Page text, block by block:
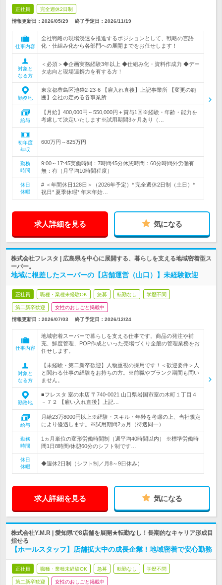
正社員 完全週休2日制
情報更新日：2026/05/29 終了予定日： 2026/11/19
仕事内容
全社戦略の現場浸透を推進するポジションとして、戦略の言語
化・仕組み化から各部門への展開までをお任せします！
対象と
なる方
＜必須＞◆企画実務経験3年以上 ◆仕組み化・資料作成力 ◆デー
タ志向と現場連携力を有する方！
勤務地
東京都豊島区池袋2-23-6 【雇入れ直後】上記事業所 【変更の範
囲】会社の定める各事業所
給与
【月給】400,000円～550,000円＋賞与1回※経験・年齢・能力を
考慮して決定いたします※試用期間3ヶ月あり（…
初年度
年収
600万円～825万円
勤務
時間
9:00～17:45実働時間：7時間45分休憩時間：60分時間外労働有
無：有（月平均10時間程度）
休日
休暇
# ＜年間休日128日＞（2026年予定）* 完全週休2日制（土日）*
祝日* 夏季休暇* 年末年始…
求人詳細を見る 気になる
株式会社フレスタ | 広島県を中心に展開する、暮らしを支える地域密着型ス
ーパー。
地域に根差したスーパーの【店舗運営（山口）】未経験歓迎
正社員 職種・業種未経験OK 急募 転勤なし 学歴不問
第二新卒歓迎 女性のおしごと掲載中
情報更新日：2026/07/03 終了予定日： 2026/12/24
仕事内容
地域密着スーパーで暮らしを支える仕事です。商品の発注や補
充、鮮度管理、POP作成といった売場づくり全般の管理業務をお
任せします。
対象と
なる方
【未経験・第二新卒歓迎】人物重視の採用です！＜歓迎要件＞人
と関わる仕事の経験をお持ちの方。※前職やブランク期間も問い
ません。
勤務地
■フレスタ 室の木店 〒740-0021 山口県岩国市室の木町１丁目４
－７２ 【雇い入れ直後】上記…
給与
月給23万8000円以上※経験・スキル・年齢を考慮の上、当社規定
により優遇します。※試用期間2ヵ月（待遇同一）
勤務
時間
1ヵ月単位の変形労働時間制（週平均40時間以内） ※標準労働時
間1日8時間/休憩60分のシフト制です…
休日
休暇
◆週休2日制（シフト制／月8～9日休み）
求人詳細を見る 気になる
株式会社Y.M.R | 愛知県で8店舗を展開★転勤なし！長期的なキャリア形成目
指せる
【ホールスタッフ】店舗拡大中の成長企業！地域密着で安心勤務
正社員 職種・業種未経験OK 急募 転勤なし 学歴不問
第二新卒歓迎 女性のおしごと掲載中